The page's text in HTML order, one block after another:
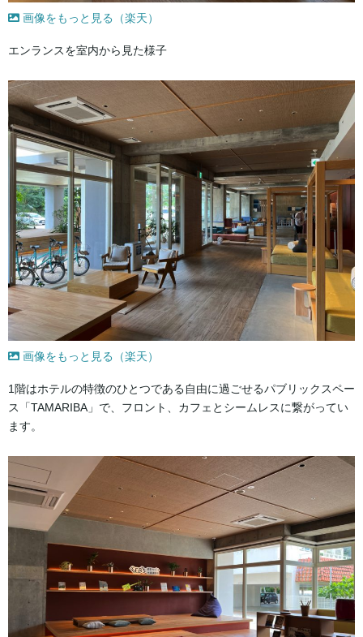
画像をもっと見る（楽天）
エンランスを室内から見た様子
画像をもっと見る（楽天）
1階はホテルの特徴のひとつである自由に過ごせるパブリックスペー
ス「TAMARIBA」で、フロント、カフェとシームレスに繋がってい
ます。